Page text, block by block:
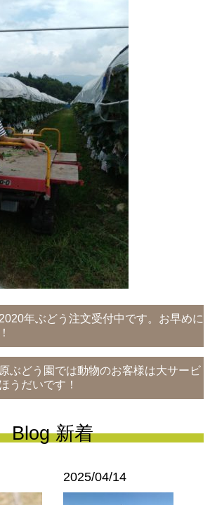
年ぶどう注文受付中です。お早めに
ぶどう園では動物のお客様は大サービ
うだいです！
Blog 新着
2025/04/14